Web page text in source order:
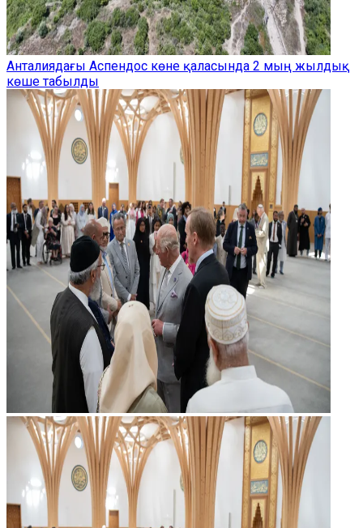
Анталиядағы Аспендос көне қаласында 2 мың жылдық
көше табылды